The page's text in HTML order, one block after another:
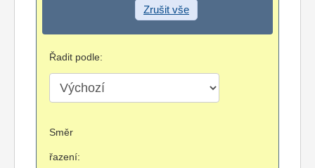
Zrušit vše
Řadit podle:
Směr
řazení: